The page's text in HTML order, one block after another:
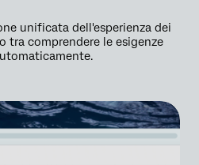
unificata dell'esperienza dei
tra comprendere le esigenze